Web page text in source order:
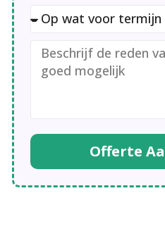
Offerte